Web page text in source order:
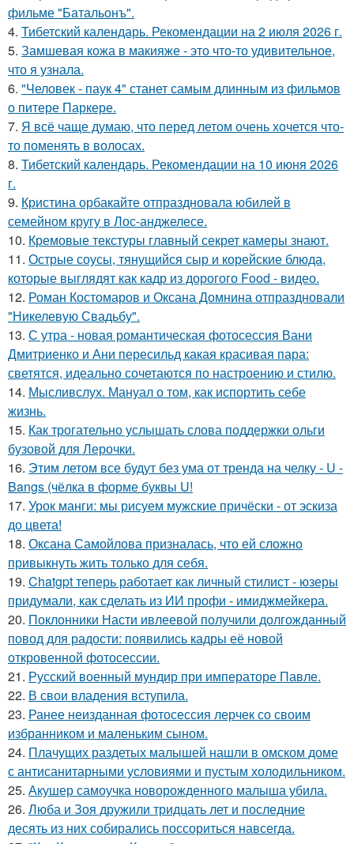
фильме "Батальонъ".
4. Тибетский календарь. Рекомендации на 2 июля 2026 г.
5. Замшевая кожа в макияже - это что-то удивительное,
что я узнала.
6. "Человек - паук 4" станет самым длинным из фильмов
о питере Паркере.
7. Я всё чаще думаю, что перед летом очень хочется что-
то поменять в волосах.
8. Тибетский календарь. Рекомендации на 10 июня 2026
г.
9. Кристина орбакайте отпраздновала юбилей в
семейном кругу в Лос-анджелесе.
10. Кремовые текстуры главный секрет камеры знают.
11. Острые соусы, тянущийся сыр и корейские блюда,
которые выглядят как кадр из дорогого Food - видео.
12. Роман Костомаров и Оксана Домнина отпраздновали
"Никелевую Свадьбу".
13. С утра - новая романтическая фотосессия Вани
Дмитриенко и Ани пересильд какая красивая пара:
светятся, идеально сочетаются по настроению и стилю.
14. Мысливслух. Мануал о том, как испортить себе
жизнь.
15. Как трогательно услышать слова поддержки ольги
бузовой для Лерочки.
16. Этим летом все будут без ума от тренда на челку - U -
Bangs (чёлка в форме буквы U!
17. Урок манги: мы рисуем мужские причёски - от эскиза
до цвета!
18. Оксана Самойлова призналась, что ей сложно
привыкнуть жить только для себя.
19. Chatgpt теперь работает как личный стилист - юзеры
придумали, как сделать из ИИ профи - имиджмейкера.
20. Поклонники Насти ивлеевой получили долгожданный
повод для радости: появились кадры её новой
откровенной фотосессии.
21. Русский военный мундир при императоре Павле.
22. В свои владения вступила.
23. Ранее неизданная фотосессия лерчек со своим
избранником и маленьким сыном.
24. Плачущих раздетых малышей нашли в омском доме
с антисанитарными условиями и пустым холодильником.
25. Акушер самоучка новорожденного малыша убила.
26. Люба и Зоя дружили тридцать лет и последние
десять из них собирались поссориться навсегда.